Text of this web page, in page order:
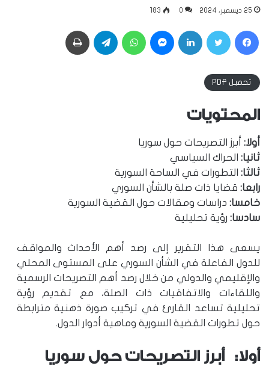
25 ديسمبر، 2024 0
183
فيسبوك تويتر لينكدإن ماسنجر واتساب تيلقرام
تحميل PDF
المحتويات
أولا: أبرز التصريحات حول سوريا
ثانيا: الحراك السياسي
ثالثا: التطورات في الساحة السورية
رابعا: قضايا ذات صلة بالشأن السوري
خامسا: دراسات ومقالات حول القضية السورية
سادسا: رؤية تحليلية
يسعى هذا التقرير إلى رصد أهم الأحداث والمواقف
للدول الفاعلة في الشأن السوري على المستوى المحلي
والإقليمي والدولي من خلال رصد أهم التصريحات الرسمية
واللقاءات والاتفاقيات ذات الصلة، مع تقديم رؤية
تحليلية تساعد القارئ في تركيب صورة ذهنية مترابطة
حول تطورات القضية السورية وماهية أدوار الدول.
أولا: أبرز التصريحات حول سوريا